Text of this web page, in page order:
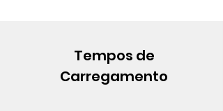
Tempos de
Carregamento